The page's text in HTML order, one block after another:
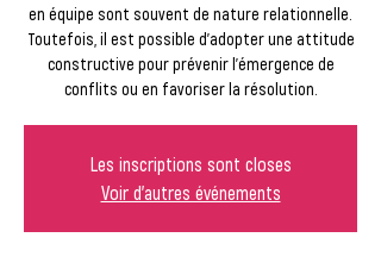
en équipe sont souvent de nature relationnelle.
Toutefois, il est possible d’adopter une attitude
constructive pour prévenir l’émergence de
conflits ou en favoriser la résolution.
Les inscriptions sont closes
Voir d'autres événements